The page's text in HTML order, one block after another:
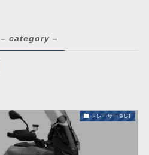
– category –
トレーサー９GT